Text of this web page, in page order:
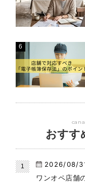
おすす
2026/08/
ワンオペ店舗